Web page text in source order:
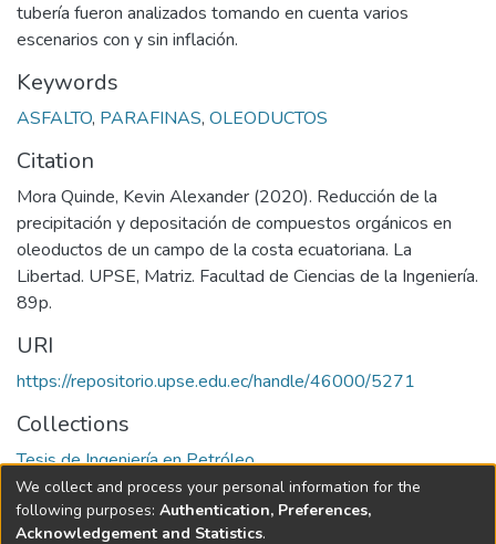
tubería fueron analizados tomando en cuenta varios
escenarios con y sin inflación.
Keywords
ASFALTO, PARAFINAS, OLEODUCTOS
Citation
Mora Quinde, Kevin Alexander (2020). Reducción de la
precipitación y depositación de compuestos orgánicos en
oleoductos de un campo de la costa ecuatoriana. La
Libertad. UPSE, Matriz. Facultad de Ciencias de la Ingeniería.
89p.
URI
https://repositorio.upse.edu.ec/handle/46000/5271
Collections
Tesis de Ingeniería en Petróleo
Full item page
We collect and process your personal information for the
following purposes: Authentication, Preferences,
Acknowledgement and Statistics.